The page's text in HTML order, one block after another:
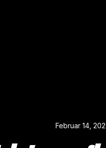
Februar 14,